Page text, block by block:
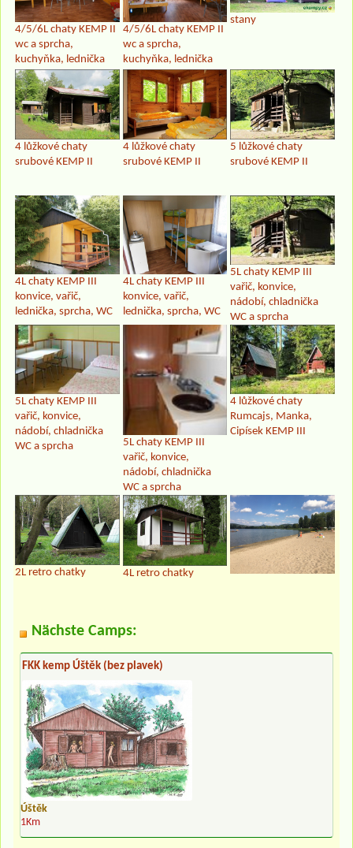
4/5/6L chaty KEMP II
wc a sprcha,
kuchyňka, lednička
4/5/6L chaty KEMP II
wc a sprcha,
kuchyňka, lednička
stany
4 lůžkové chaty
srubové KEMP II
4 lůžkové chaty
srubové KEMP II
5 lůžkové chaty
srubové KEMP II
4L chaty KEMP III
konvice, vařič,
lednička, sprcha, WC
4L chaty KEMP III
konvice, vařič,
lednička, sprcha, WC
5L chaty KEMP III
vařič, konvice,
nádobí, chladnička
WC a sprcha
5L chaty KEMP III
vařič, konvice,
nádobí, chladnička
WC a sprcha
5L chaty KEMP III
vařič, konvice,
nádobí, chladnička
WC a sprcha
4 lůžkové chaty
Rumcajs, Manka,
Cipísek KEMP III
2L retro chatky 4L retro chatky
Nächste Camps:
FKK kemp Úštěk (bez plavek)
Úštěk
1Km